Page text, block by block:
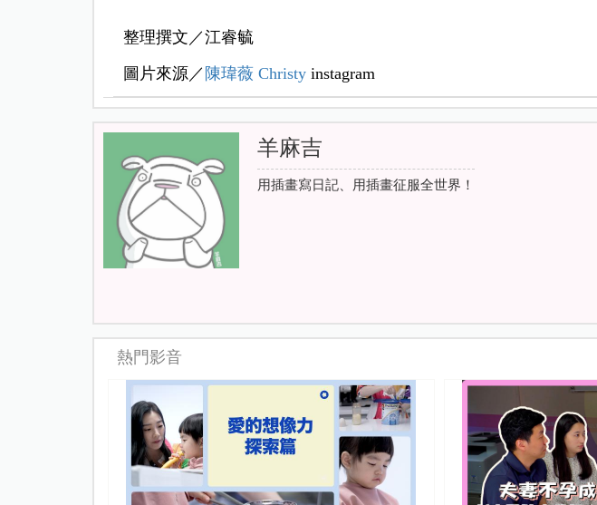
整理撰文／江睿毓
圖片來源／ 陳瑋薇 Christy instagram
羊麻吉
用插畫寫日記、用插畫征服全世界！
熱門影音